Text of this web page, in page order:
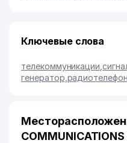
Ключевые слова
телекоммуникации ,
генератор